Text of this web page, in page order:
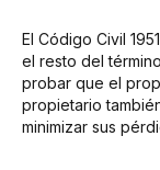
El Código Civil
el resto del
probar que el
propietario
minimizar sus